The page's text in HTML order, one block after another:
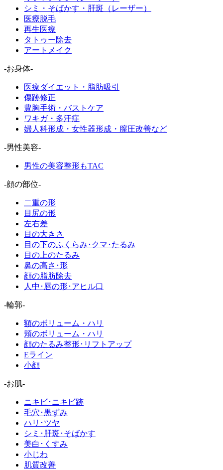
シミ・そばかす・肝斑（レーザー）
医療脱毛
再生医療
タトゥー除去
アートメイク
-お身体-
医療ダイエット・脂肪吸引
傷跡修正
豊胸手術・バストケア
ワキガ・多汗症
婦人科形成・女性器形成・膣圧改善など
-男性美容-
男性の美容整形もTAC
-顔の部位-
二重の形
目尻の形
左右差
目の大きさ
目の下のふくらみ･クマ･たるみ
目の上のたるみ
鼻の高さ･形
顔の脂肪除去
人中･唇の形･アヒル口
-輪郭-
額のボリューム・ハリ
頬のボリューム・ハリ
顔のたるみ整形･リフトアップ
Eライン
小顔
-お肌-
ニキビ･ニキビ跡
毛穴･黒ずみ
ハリ･ツヤ
シミ･肝斑･そばかす
美白･くすみ
小じわ
肌質改善